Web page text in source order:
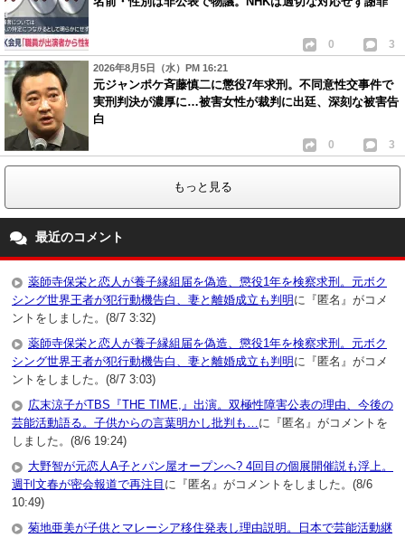
0 3
2026年8月5日（水）PM 16:21
元ジャンポケ斉藤慎二に懲役7年求刑。不同意性交事件で
実刑判決が濃厚に…被害女性が裁判に出廷、深刻な被害告
白
0 3
もっと見る
最近のコメント
薬師寺保栄と恋人が養子縁組届を偽造、懲役1年を検察求刑。元ボク
シング世界王者が犯行動機告白、妻と離婚成立も判明 に『匿名』がコメ
ントをしました。(8/7 3:32)
薬師寺保栄と恋人が養子縁組届を偽造、懲役1年を検察求刑。元ボク
シング世界王者が犯行動機告白、妻と離婚成立も判明 に『匿名』がコメ
ントをしました。(8/7 3:03)
広末涼子がTBS『THE TIME,』出演。双極性障害公表の理由、今後の
芸能活動語る。子供からの言葉明かし批判も…に『匿名』がコメントを
しました。(8/6 19:24)
大野智が元恋人A子とパン屋オープンへ? 4回目の個展開催説も浮上。
週刊文春が密会報道で再注目 に『匿名』がコメントをしました。(8/6
10:49)
菊地亜美が子供とマレーシア移住発表し理由説明。日本で芸能活動継